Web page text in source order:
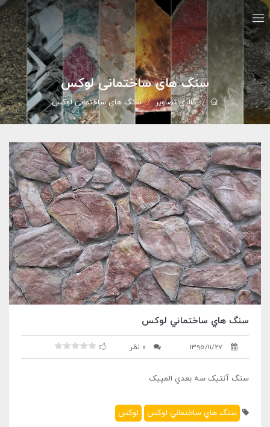
سنگ هاي ساختماني لوکس
گالري تصاوير سنگ هاي ساختماني لوکس
سنگ هاي ساختماني لوکس
1395/11/27 0 نظر
سنگ آنتيک سه بعدي المپيک
سنگ هاي ساختماني لوکس لوکس